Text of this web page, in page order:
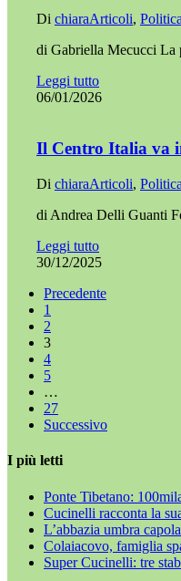
Di chiaraArticoli, Politica
di Gabriella Mecucci La
Leggi tutto
06/01/2026
Il Centro Italia va
Di chiaraArticoli, Politica
di Andrea Delli Guanti
Leggi tutto
30/12/2025
Precedente
1
2
3
4
5
…
27
Successivo
I più letti
Ponte Tibetano:
Cucinelli racconta la
L’abbazia umbra
Colaiacovo, famiglia
Super Cucinelli: tre